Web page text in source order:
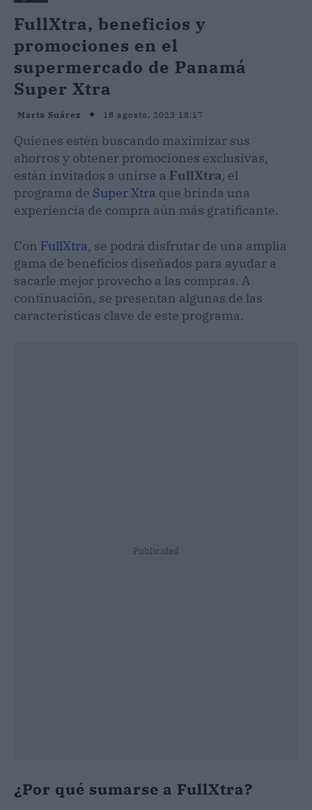
FullXtra, beneficios y
promociones en el
supermercado de Panamá
Super Xtra
Marta Suárez 18 agosto, 2023 18:17
Quienes estén buscando maximizar sus
ahorros y obtener promociones exclusivas,
están invitados a unirse a FullXtra, el
programa de Super Xtra que brinda una
experiencia de compra aún más gratificante.
Con FullXtra, se podrá disfrutar de una amplia
gama de beneficios diseñados para ayudar a
sacarle mejor provecho a las compras. A
continuación, se presentan algunas de las
características clave de este programa.
Publicidad
¿Por qué sumarse a FullXtra?